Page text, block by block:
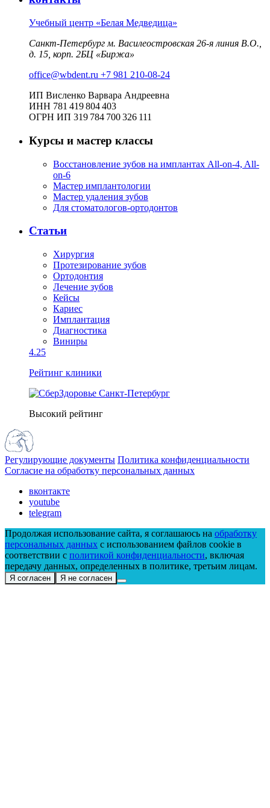
Учебный центр «Белая Медведица»
Санкт-Петербург м. Василеостровская 26‑я линия В.О.,
д. 15, корп. 2БЦ «Биржа»
office@wbdent.ru +7 981 210-08-24
ИП Висленко Варвара Андреевна
ИНН 781 419 804 403
ОГРН ИП 319 784 700 326 111
Курсы и мастер классы
Восстановление зубов на имплантах All-on-4, All-
on-6
Мастер имплантологии
Мастер удаления зубов
Для стоматологов-ортодонтов
Статьи
Хирургия
Протезирование зубов
Ортодонтия
Лечение зубов
Кейсы
Кариес
Имплантация
Диагностика
Виниры
4.25
Рейтинг клиники
Высокий рейтинг
Регулирующие документы Политика конфиденциальности
Согласие на обработку персональных данных
вконтакте
youtube
telegram
Продолжая использование сайта, я соглашаюсь на обработку
персональных данных с использованием файлов cookie в
соответствии с политикой конфиденциальности, включая
передачу данных, определенных в политике, третьим лицам.
Я согласен Я не согласен